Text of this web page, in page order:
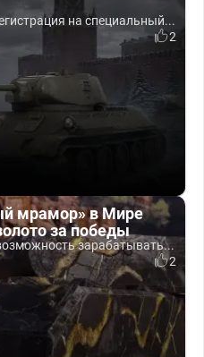
на специальный...
2
мрамор» в Мире
за победы
зарабатывать...
2